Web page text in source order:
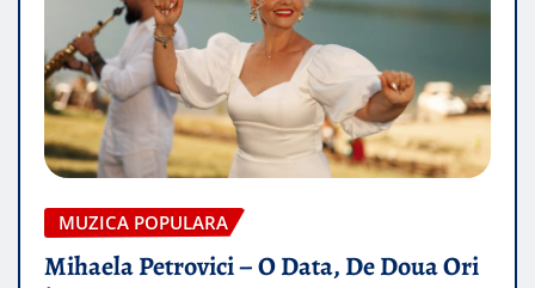
MUZICA POPULARA
Mihaela Petrovici – O Data, De Doua Ori